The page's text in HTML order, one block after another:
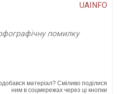
UAINFO
помилку
матеріал? Сміливо поділися
ним в соцмережах через ці кнопки